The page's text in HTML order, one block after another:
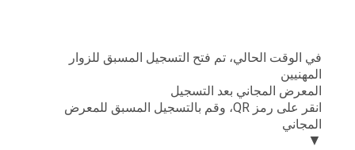
في الوقت الحالي، تم فتح التسجيل المسبق للزوار
المهنيين
المعرض المجاني بعد التسجيل
انقر على رمز QR، وقم بالتسجيل المسبق للمعرض
المجاني
▼